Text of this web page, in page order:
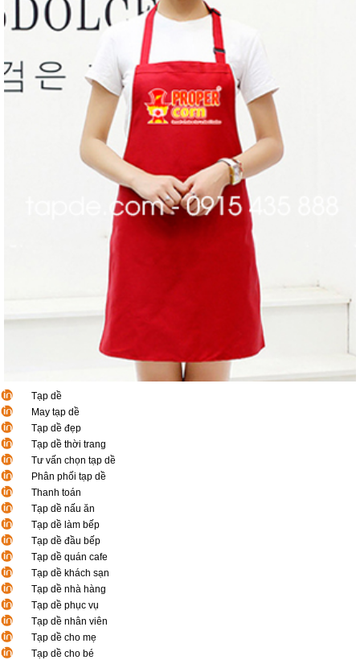
Tạp dề
May tạp dề
Tạp dề đẹp
Tạp dề thời trang
Tư vấn chọn tạp dề
Phân phối tạp dề
Thanh toán
Tạp dề nấu ăn
Tạp dề làm bếp
Tạp dề đầu bếp
Tạp dề quán cafe
Tạp dề khách sạn
Tạp dề nhà hàng
Tạp dề phục vụ
Tạp dề nhân viên
Tạp dề cho mẹ
Tạp dề cho bé